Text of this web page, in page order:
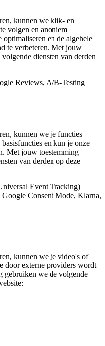
kunnen we klik- en
volgen en anoniem
optimaliseren en de algehele
te verbeteren. Met jouw
diensten van derden
Reviews, A/B-Testing
kunnen we je functies
en kun je onze
Met jouw toestemming
van derden op deze
Event Tracking)
Consent Mode, Klarna,
kunnen we je video's of
door externe providers wordt
gebruiken we de volgende